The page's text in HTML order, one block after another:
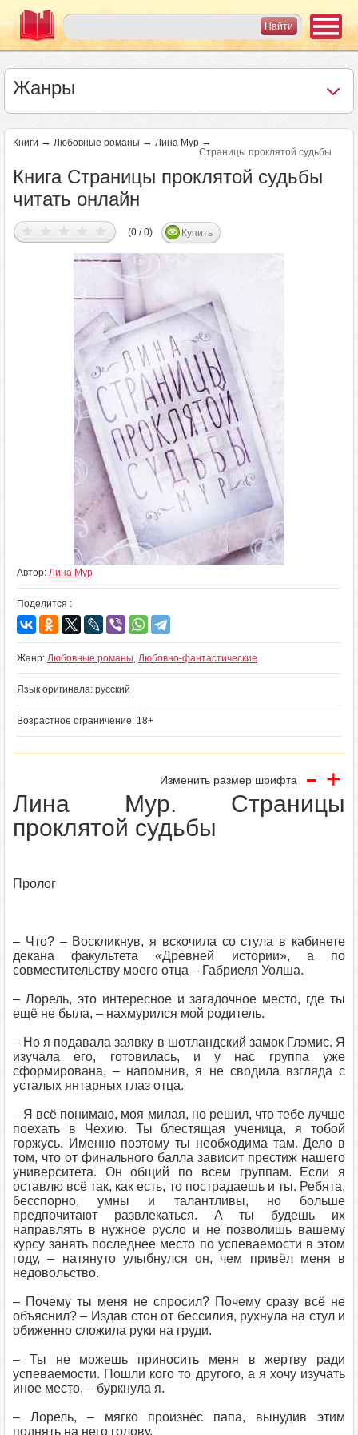
Жанры
Книги → Любовные романы → Лина Мур →
Страницы проклятой судьбы
Книга Страницы проклятой судьбы
читать онлайн
(0 / 0) Купить
Автор: Лина Мур
Поделится :
Жанр: Любовные романы, Любовно-фантастические
Язык оригинала: русский
Возрастное ограничение: 18+
Изменить размер шрифта - +
Лина Мур. Страницы
проклятой судьбы
Пролог
– Что? – Воскликнув, я вскочила со стула в кабинете
декана факультета «Древней истории», а по
совместительству моего отца – Габриеля Уолша.
– Лорель, это интересное и загадочное место, где ты
ещё не была, – нахмурился мой родитель.
– Но я подавала заявку в шотландский замок Глэмис. Я
изучала его, готовилась, и у нас группа уже
сформирована, – напомнив, я не сводила взгляда с
усталых янтарных глаз отца.
– Я всё понимаю, моя милая, но решил, что тебе лучше
поехать в Чехию. Ты блестящая ученица, я тобой
горжусь. Именно поэтому ты необходима там. Дело в
том, что от финального балла зависит престиж нашего
университета. Он общий по всем группам. Если я
оставлю всё так, как есть, то пострадаешь и ты. Ребята,
бесспорно, умны и талантливы, но больше
предпочитают развлекаться. А ты будешь их
направлять в нужное русло и не позволишь вашему
курсу занять последнее место по успеваемости в этом
году, – натянуто улыбнулся он, чем привёл меня в
недовольство.
– Почему ты меня не спросил? Почему сразу всё не
объяснил? – Издав стон от бессилия, рухнула на стул и
обиженно сложила руки на груди.
– Ты не можешь приносить меня в жертву ради
успеваемости. Пошли кого то другого, а я хочу изучать
иное место, – буркнула я.
– Лорель, – мягко произнёс папа, вынудив этим
поднять на него голову.